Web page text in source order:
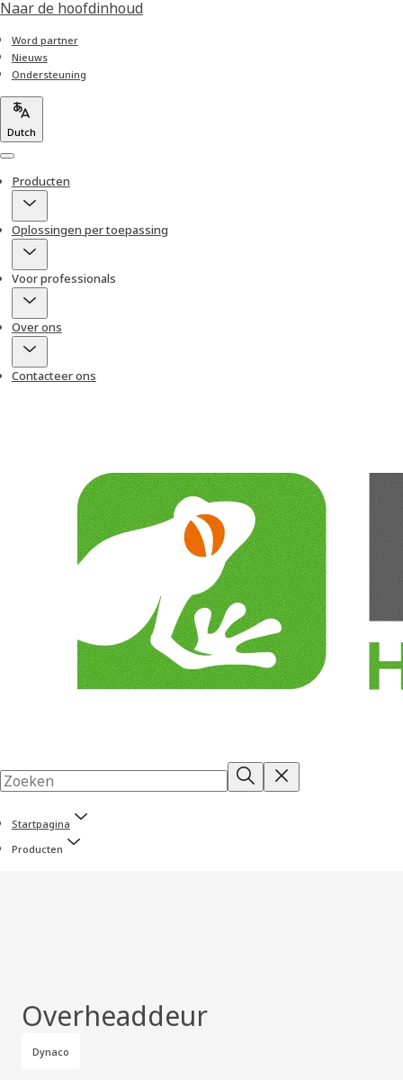
Naar de hoofdinhoud
Word partner
Nieuws
Ondersteuning
Dutch
Menu
Producten
Oplossingen per toepassing
Voor professionals
Over ons
Contacteer ons
Startpagina
Producten
Overheaddeur
Dynaco